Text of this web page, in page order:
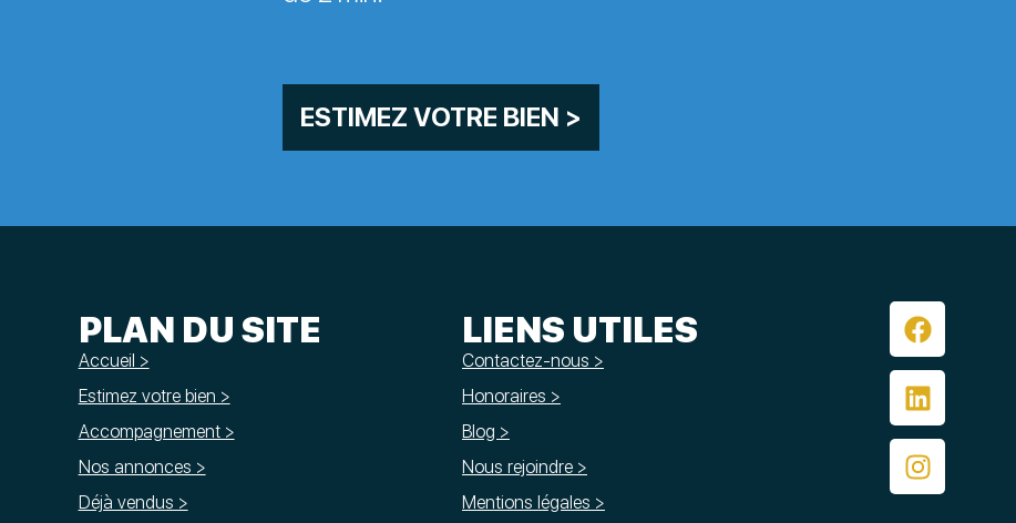
ESTIMEZ VOTRE BIEN >
PLAN DU SITE
Accueil >
Estimez votre bien >
Accompagnement >
Nos annonces >
Déjà vendus >
LIENS UTILES
Contactez-nous >
Honoraires >
Blog >
Nous rejoindre >
Mentions légales >